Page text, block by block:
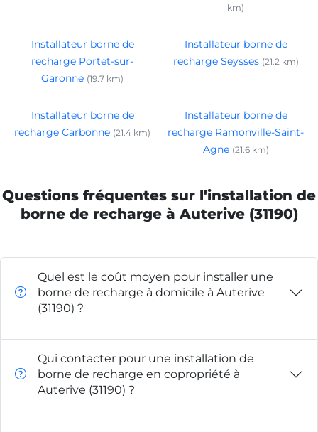
km)
Installateur borne de
recharge Portet-sur-
Garonne (19.7 km)
Installateur borne de
recharge Seysses (21.2 km)
Installateur borne de
recharge Carbonne (21.4 km)
Installateur borne de
recharge Ramonville-Saint-
Agne (21.6 km)
Questions fréquentes sur l'installation de
borne de recharge à Auterive (31190)
Quel est le coût moyen pour installer une
borne de recharge à domicile à Auterive
(31190) ?
Qui contacter pour une installation de
borne de recharge en copropriété à
Auterive (31190) ?